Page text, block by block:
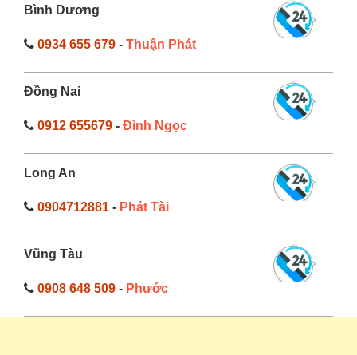
Bình Dương
0934 655 679 - Thuận Phát
Đồng Nai
0912 655679 - Đình Ngọc
Long An
0904712881 - Phát Tài
Vũng Tàu
0908 648 509 - Phước